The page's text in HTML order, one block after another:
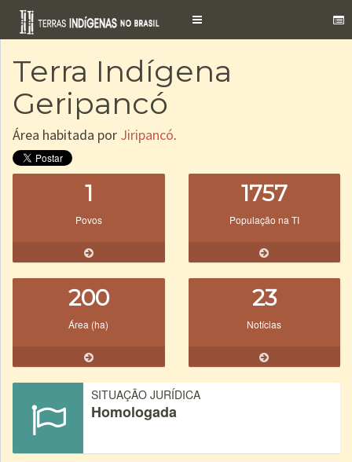
Toggle
Terra Indígena
Geripancó
Área habitada por Jiripancó.
1
Povos
1757
População na TI
200
Área (ha)
23
Notícias
SITUAÇÃO JURÍDICA
Homologada